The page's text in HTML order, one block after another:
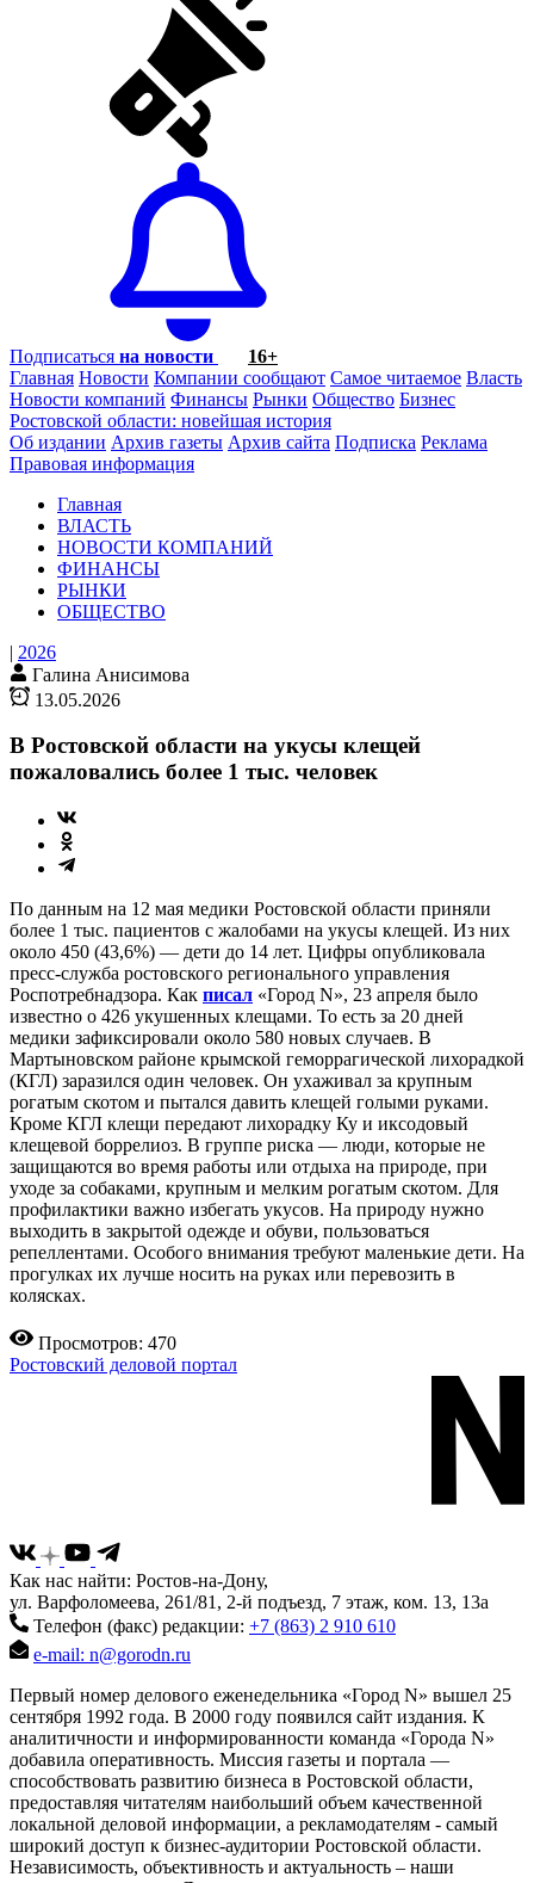
Подписаться на новости
16+
Главная Новости Компании сообщают Самое читаемое Власть
Новости компаний Финансы Рынки Общество Бизнес
Ростовской области: новейшая история
Об издании Архив газеты Архив сайта Подписка Реклама
Правовая информация
Главная
ВЛАСТЬ
НОВОСТИ КОМПАНИЙ
ФИНАНСЫ
РЫНКИ
ОБЩЕСТВО
| 2026
Галина Анисимова
13.05.2026
В Ростовской области на укусы клещей
пожаловались более 1 тыс. человек
По данным на 12 мая медики Ростовской области приняли
более 1 тыс. пациентов с жалобами на укусы клещей. Из них
около 450 (43,6%) — дети до 14 лет. Цифры опубликовала
пресс-служба ростовского регионального управления
Роспотребнадзора. Как писал «Город N», 23 апреля было
известно о 426 укушенных клещами. То есть за 20 дней
медики зафиксировали около 580 новых случаев. В
Мартыновском районе крымской геморрагической лихорадкой
(КГЛ) заразился один человек. Он ухаживал за крупным
рогатым скотом и пытался давить клещей голыми руками.
Кроме КГЛ клещи передают лихорадку Ку и иксодовый
клещевой боррелиоз. В группе риска — люди, которые не
защищаются во время работы или отдыха на природе, при
уходе за собаками, крупным и мелким рогатым скотом. Для
профилактики важно избегать укусов. На природу нужно
выходить в закрытой одежде и обуви, пользоваться
репеллентами. Особого внимания требуют маленькие дети. На
прогулках их лучше носить на руках или перевозить в
колясках.
Просмотров: 470
Ростовский деловой портал
Как нас найти: Ростов-на-Дону,
ул. Варфоломеева, 261/81, 2-й подъезд, 7 этаж, ком. 13, 13а
Телефон (факс) редакции: +7 (863) 2 910 610
e-mail: n@gorodn.ru
Первый номер делового еженедельника «Город N» вышел 25
сентября 1992 года. В 2000 году появился сайт издания. К
аналитичности и информированности команда «Города N»
добавила оперативность. Миссия газеты и портала —
способствовать развитию бизнеса в Ростовской области,
предоставляя читателям наибольший объем качественной
локальной деловой информации, а рекламодателям - самый
широкий доступ к бизнес-аудитории Ростовской области.
Независимость, объективность и актуальность – наши